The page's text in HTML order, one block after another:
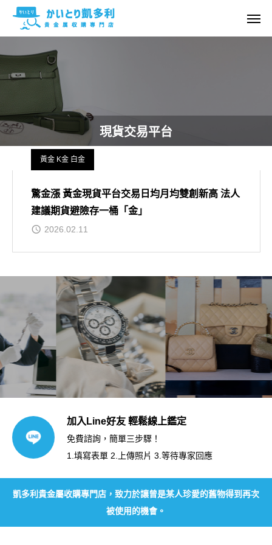
現貨交易平台
黃金 K金 白金
驚金漲 黃金現貨平台交易日均月均雙創新高 法人
建議期貨避險存一桶「金」
2026.02.11
加入Line好友 輕鬆線上鑑定
免費諮詢，簡單三步驟！
1.填寫表單 2.上傳照片 3.等待專家回應
凱多利貴金屬收購專門店，致力於讓曾是某人珍愛的舊物得到再次
被使用的機會。